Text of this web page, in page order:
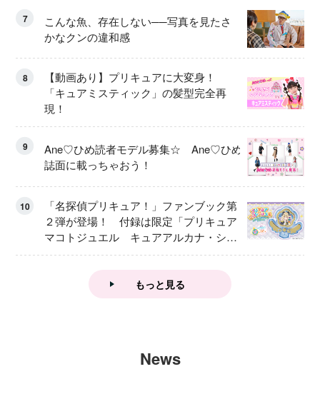
7
こんな魚、存在しない──写真を見たさ
かなクンの違和感
8
【動画あり】プリキュアに大変身！
「キュアミスティック」の髪型完全再
現！
9
Ane♡ひめ読者モデル募集☆ Ane♡ひめ
誌面に載っちゃおう！
10
「名探偵プリキュア！」ファンブック第
２弾が登場！ 付録は限定「プリキュア
マコトジュエル キュアアルカナ・シャ
ドウ アイスver.」 キュアエクレールを
もっと見る
News